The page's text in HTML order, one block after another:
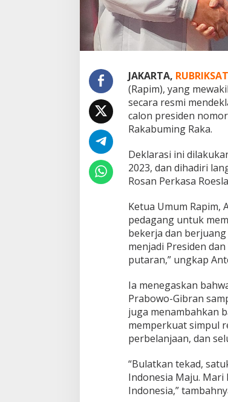
b
o
w
o
b
r
a
n
R
p
i
m
k
l
a
a
s
k
a
n
K
o
m
t
m
e
n
JAKARTA,
(Rapim), yang
secara resmi
calon presiden
Rakabuming Raka.
Deklarasi ini
2023, dan dihadiri
Rosan Perkasa
Ketua Umum Rapim,
pedagang untuk
bekerja dan
menjadi Presiden
putaran,” ungkap
Ia menegaskan
Prabowo-Gibran
juga menambahkan
memperkuat simpul
perbelanjaan, dan
“Bulatkan tekad,
Indonesia Maju.
Indonesia,”